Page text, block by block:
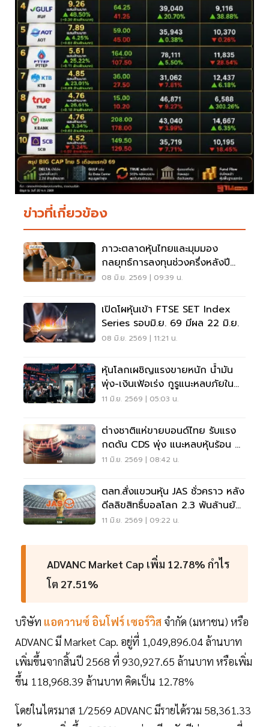
ข่าวที่เกี่ยวข้อง
ภาวะตลาดหุ้นไทยและมุมมอง
กลยุทธ์การลงทุนช่วงครึ่งหลังปี
2569
08 มิ.ย. 2569 | 09:39 น.
เปิดโผหุ้นเข้า FTSE SET Index
Series รอบมิ.ย. 69 มีผล 22 มิ.ย.
08 มิ.ย. 2569 | 11:21 น.
หุ้นโลกเผชิญแรงขายหนัก น้ำมัน
พุ่ง-เงินเฟ้อเร่ง กูรูแนะหลบภัยใน
แบงก์ พลังงาน ค้าปลีก
11 มิ.ย. 2569 | 05:03 น.
ต่างชาติแห่ขายบอนด์ไทย รับแรง
กดดัน CDS พุ่ง แนะหลบหุ้นร้อน หา
หุ้นนิ่ง
11 มิ.ย. 2569 | 08:42 น.
ตลท.สั่งแขวนหุ้น JAS ชั่วคราว หลัง
ดีลลิขสิทธิ์บอลโลก 2.3 พันล้านยัง
ไม่แจ้งตลาด
11 มิ.ย. 2569 | 09:22 น.
ADVANC Market Cap เพิ่ม 12.78% กำไร
โต 27.51%
บริษัท แอดวานซ์ อินโฟร์ เซอร์วิส จำกัด (มหาชน) หรือ
ADVANC มี Market Cap. อยู่ที่ 1,049,896.04 ล้านบาท
เพิ่มขึ้นจากสิ้นปี 2568 ที่ 930,927.65 ล้านบาท หรือเพิ่ม
ขึ้น 118,968.39 ล้านบาท คิดเป็น 12.78%
โดยในไตรมาส 1/2569 ADVANC มีรายได้รวม 58,361.33